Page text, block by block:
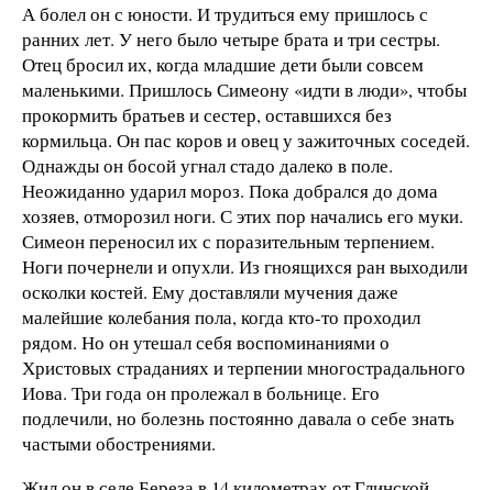
А болел он с юности. И трудиться ему пришлось с
ранних лет. У него было четыре брата и три сестры.
Отец бросил их, когда младшие дети были совсем
маленькими. Пришлось Симеону «идти в люди», чтобы
прокормить братьев и сестер, оставшихся без
кормильца. Он пас коров и овец у зажиточных соседей.
Однажды он босой угнал стадо далеко в поле.
Неожиданно ударил мороз. Пока добрался до дома
хозяев, отморозил ноги. С этих пор начались его муки.
Симеон переносил их с поразительным терпением.
Ноги почернели и опухли. Из гноящихся ран выходили
осколки костей. Ему доставляли мучения даже
малейшие колебания пола, когда кто-то проходил
рядом. Но он утешал себя воспоминаниями о
Христовых страданиях и терпении многострадального
Иова. Три года он пролежал в больнице. Его
подлечили, но болезнь постоянно давала о себе знать
частыми обострениями.